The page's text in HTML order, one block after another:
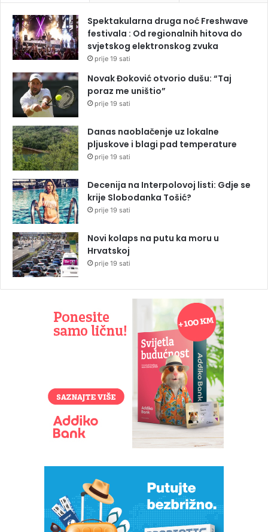
Spektakularna druga noć Freshwave
festivala : Od regionalnih hitova do
svjetskog elektronskog zvuka
prije 19 sati
Novak Đoković otvorio dušu: “Taj
poraz me uništio”
prije 19 sati
Danas naoblačenje uz lokalne
pljuskove i blagi pad temperature
prije 19 sati
Decenija na Interpolovoj listi: Gdje se
krije Slobodanka Tošić?
prije 19 sati
Novi kolaps na putu ka moru u
Hrvatskoj
prije 19 sati